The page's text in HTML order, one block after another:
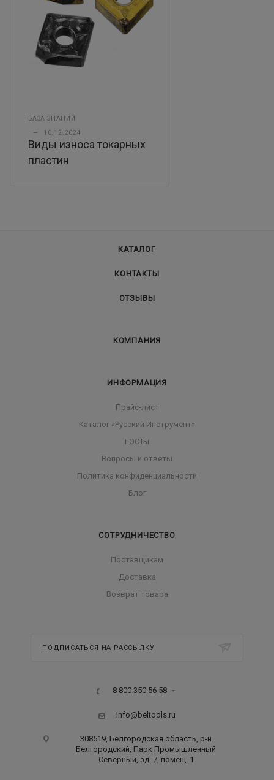
БАЗА ЗНАНИЙ
— 10.12.2024
Виды износа токарных
пластин
КАТАЛОГ
КОНТАКТЫ
ОТЗЫВЫ
КОМПАНИЯ
ИНФОРМАЦИЯ
Прайс-лист
Каталог «Русский Инструмент»
ГОСТы
Вопросы и ответы
Политика конфиденциальности
Блог
СОТРУДНИЧЕСТВО
Поставщикам
Доставка
Возврат товара
ПОДПИСАТЬСЯ НА РАССЫЛКУ
8 800 350 56 58
info@beltools.ru
308519, Белгородская область, р-н
Белгородский, Парк Промышленный
Северный, зд. 7, помещ. 1